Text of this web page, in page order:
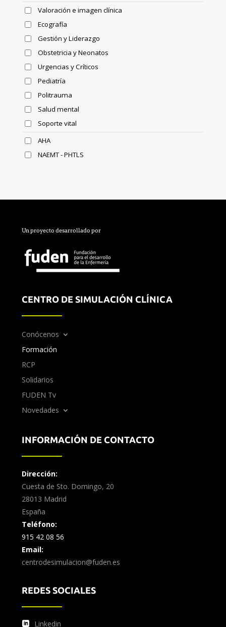
Valoración e imagen clínica
Ecografía
Gestión y Liderazgo
Obstetricia y Neonatos
Urgencias y Críticos
Pediatría
Politrauma
Salud mental
Soporte vital
AHA
NAEMT - PHTLS
Un proyecto desarrollado por
CENTRO DE SIMULACIÓN CLÍNICA
Conócenos
Formación
RCP
Solidarios
FUDEN Tv
Novedades
INFORMACIÓN DE CONTACTO
Dirección:
Cuesta de Sto. Domingo, 20
28013 Madrid
España
Teléfono:
915 42 08 56
Email:
centrodesimulacion@fuden.es
REDES SOCIALES
Linkedin